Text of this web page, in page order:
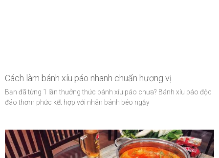
Cách làm bánh xíu páo nhanh chuẩn hương vị
Bạn đã từng 1 lần thưởng thức bánh xíu páo chưa? Bánh xíu páo độc
đáo thơm phức kết hợp với nhân bánh béo ngậy